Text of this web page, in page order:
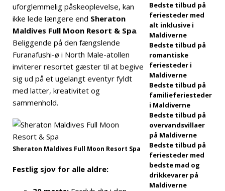
Maldiverne
åbner med
premium all-
inclusive rejser
5-STJERNEDE
HOTELLER OG
[29. april 2026]
uforglemmelig påskeoplevelse, kan
ikke lede længere end Sheraton
Maldives Full Moon Resort & Spa.
Beliggende på den fængslende
Furanafushi-ø i North Male-atollen
inviterer resortet gæster til at begive
sig ud på et ugelangt eventyr fyldt
med latter, kreativitet og
sammenhold.
Sheraton Maldives Full Moon Resort Spa
Festlig sjov for alle aldre:
Bedste tilbud på
feriesteder med
alt inklusive i
Maldiverne
Bedste tilbud på
romantiske
feriesteder i
Maldiverne
Bedste tilbud på
familieferiesteder
i Maldiverne
Bedste tilbud på
overvandsvillaer
på Maldiverne
Bedste tilbud på
feriesteder med
bedste mad og
drikkevarer på
Maldiverne